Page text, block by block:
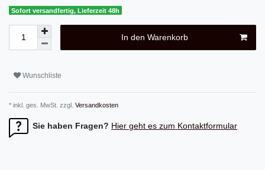
Sofort versandfertig, Lieferzeit 48h
In den Warenkorb
Wunschliste
* inkl. ges. MwSt. zzgl. Versandkosten
Sie haben Fragen? Hier geht es zum Kontaktformular